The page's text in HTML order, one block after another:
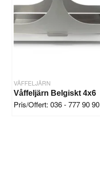
VÅFFELJÄRN
Våffeljärn Belgiskt 4x6
Pris/Offert: 036 - 777 90 90